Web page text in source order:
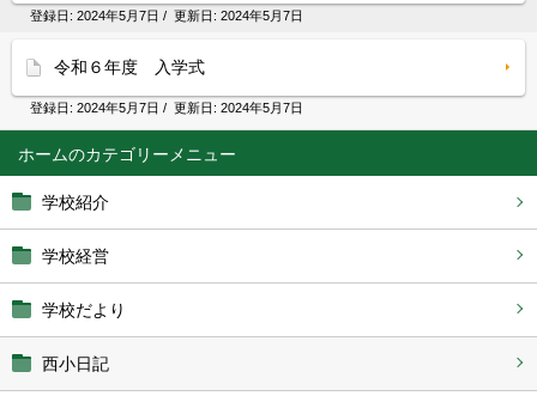
ホーム
学校紹介
学校経営
学校だより
西小日記
登録日: 2024年5月7日 / 更新日: 2024年5月7日
令和６年度 入学式
登録日: 2024年5月7日 / 更新日: 2024年5月7日